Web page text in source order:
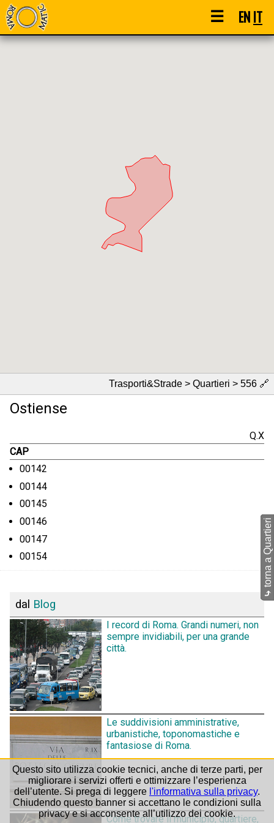
☰ ENIT
Trasporti&Strade > Quartieri > 556 🔗
Ostiense
Q.X
CAP
00142
00144
00145
00146
00147
00154
dal Blog
I record di Roma. Grandi numeri, non
sempre invidiabili, per una grande
città.
Le suddivisioni amministrative,
urbanistiche, toponomastiche e
fantasiose di Roma.
Come trovare il municipio, quartiere,
⤷
torna a Quartieri
Questo sito utilizza cookie tecnici, anche di terze parti, per
migliorare i servizi offerti e ottimizzare l’esperienza
dell’utente. Si prega di leggere l'informativa sulla privacy.
Chiudendo questo banner si accettano le condizioni sulla
privacy e si acconsente all’utilizzo dei cookie.